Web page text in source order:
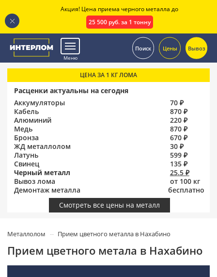
Меню
Поиск Цены Вывоз
ЦЕНА ЗА 1 КГ ЛОМА
Расценки актуальны на сегодня
Аккумуляторы
70 ₽
Кабель
870 ₽
Алюминий
220 ₽
Медь
870 ₽
Бронза
670 ₽
ЖД металлолом
30 ₽
Латунь
599 ₽
Свинец
135 ₽
Черный металл
25.5 ₽
Вывоз лома
от 100 кг
Демонтаж металла
бесплатно
Смотреть все цены на металл
Металлолом Прием цветного металла в Нахабино
Прием цветного метала в Нахабино
Акция! Цена приема черного металла до
25 500 руб. за 1 тонну
.